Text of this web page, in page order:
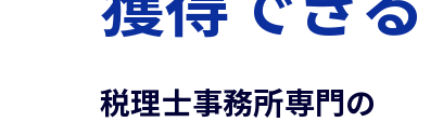
税理士事務所専門の